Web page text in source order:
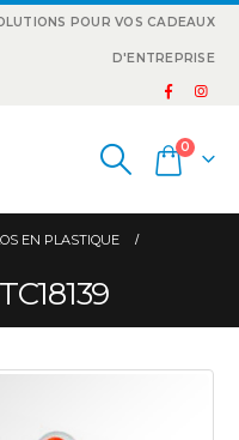
POUR VOS CADEAUX
D'ENTREPRISE
0
EN PLASTIQUE